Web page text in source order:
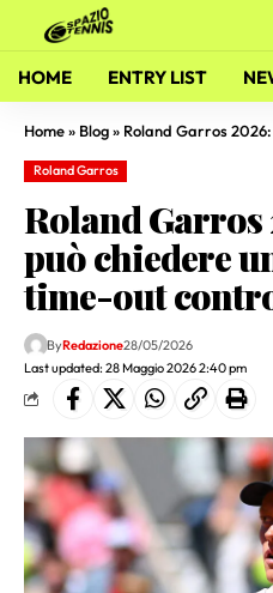
HOME ENTRY LIST
Home» Blog» Roland Garros 2026: Sinner può
Roland Garros
Roland Garros
può chiedere
time-out
Last updated: 28 Maggio 2026 2:40 pm
ByRedazione28/05/2026